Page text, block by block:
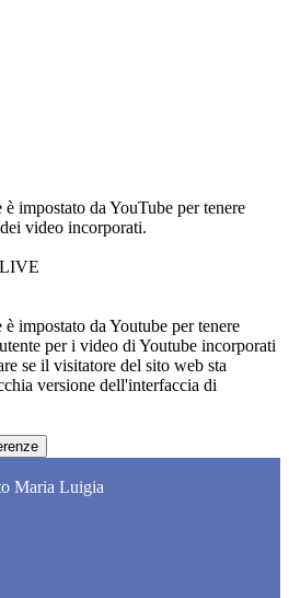
impostato da YouTube per tenere
video incorporati.
impostato da Youtube per tenere
per i video di Youtube incorporati
se il visitatore del sito web sta
versione dell'interfaccia di
Maria Luigia